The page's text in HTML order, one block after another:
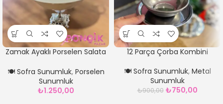
Zamak Ayaklı Porselen Salata
🍽️ Sofra Sunumluk, Porselen
Sunumluk
₺1.250,00
12 Parça Çorba Kombini
🍽️ Sofra Sunumluk, Metal
Sunumluk
₺900,00 ₺750,00